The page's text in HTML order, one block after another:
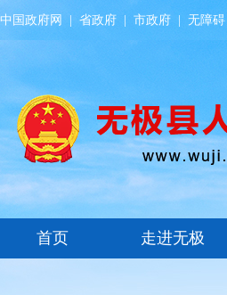
中国政府网 省政府 市政府 无障碍